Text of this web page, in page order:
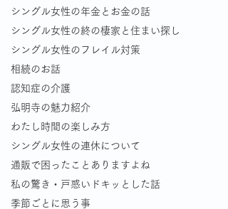
シングル女性の年金とお金の話
シングル女性の終の棲家と住まい探し
シングル女性のフレイル対策
相続のお話
認知症の介護
弘明寺の魅力紹介
わたし時間の楽しみ方
シングル女性の連休について
通販で困ったことありますよね
私の驚き・戸惑いドキッとした話
季節ごとに思う事